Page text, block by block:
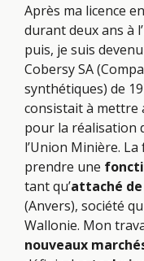
Après ma licence
durant deux ans à
puis, je suis
Cobersy SA
synthétiques) de
consistait à mettre
pour la réalisation
l’Union Minière. La
prendre une
tant qu’attaché
(Anvers), société
Wallonie. Mon
nouveaux